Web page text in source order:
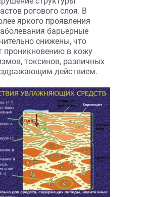
рогового слоя. В
яркого проявления
барьерные
снижены, что
проникновению в кожу
токсинов, различных
действием.